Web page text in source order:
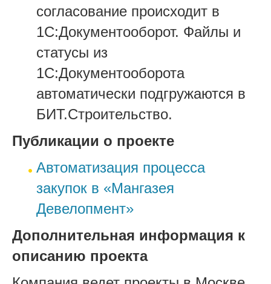
согласование происходит в
1С:Документооборот. Файлы и
статусы из
1С:Документооборота
автоматически подгружаются в
БИТ.Строительство.
Публикации о проекте
Автоматизация процесса
закупок в «Мангазея
Девелопмент»
Дополнительная информация к
описанию проекта